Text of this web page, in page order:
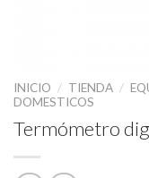
INICIO / TIENDA /
DOMESTICOS
Termómetro